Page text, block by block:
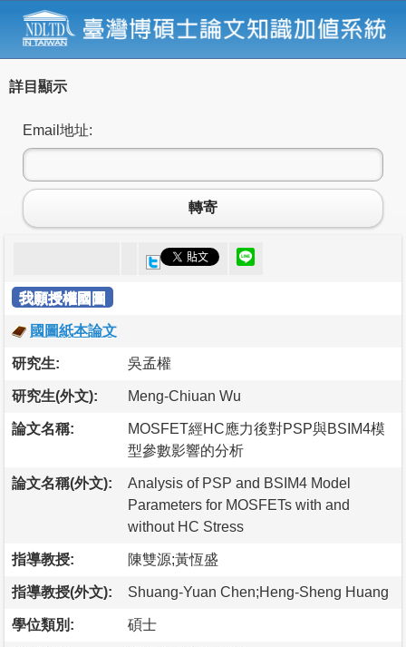
詳目顯示
Email地址:
轉寄
我願授權國圖
國圖紙本論文
研究生: 吳孟權
研究生(外文): Meng-Chiuan Wu
論文名稱:
MOSFET經HC應力後對PSP與BSIM4模
型參數影響的分析
論文名稱(外文):
Analysis of PSP and BSIM4 Model
Parameters for MOSFETs with and
without HC Stress
指導教授: 陳雙源;黃恆盛
指導教授(外文): Shuang-Yuan Chen;Heng-Sheng Huang
學位類別: 碩士